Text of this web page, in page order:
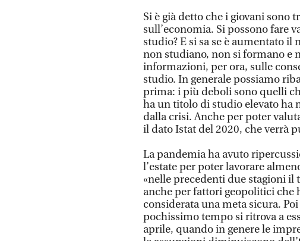
Si è già detto che i giovani sono
sull’economia. Si possono fare
studio? E si sa se è aumentato
non studiano, non si formano e
informazioni, per ora, sulle
studio. In generale possiamo
prima: i più deboli sono quelli
ha un titolo di studio elevato ha
dalla crisi. Anche per poter
il dato Istat del 2020, che verrà
La pandemia ha avuto
l’estate per poter lavorare
«nelle precedenti due stagioni il
anche per fattori geopolitici che
considerata una meta sicura.
pochissimo tempo si ritrova a
aprile, quando in genere le